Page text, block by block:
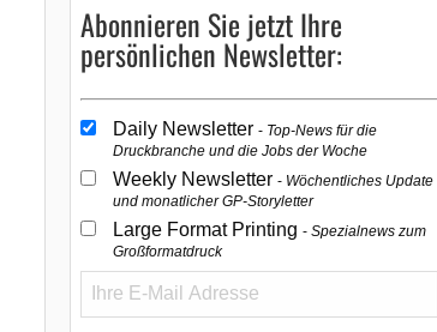
Abonnieren Sie jetzt Ihre
persönlichen Newsletter:
Daily Newsletter Top-News für die
Druckbranche und die Jobs der Woche
Weekly Newsletter Wöchentliches Update
und monatlicher GP-Storyletter
Large Format Printing Spezialnews zum
Großformatdruck